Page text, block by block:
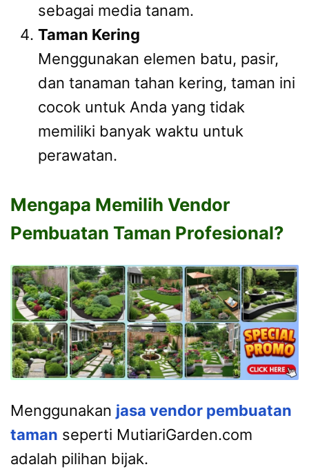
sebagai media tanam.
Taman Kering
Menggunakan elemen batu, pasir,
dan tanaman tahan kering, taman ini
cocok untuk Anda yang tidak
memiliki banyak waktu untuk
perawatan.
Mengapa Memilih Vendor
Pembuatan Taman Profesional?
Menggunakan jasa vendor pembuatan
taman seperti MutiariGarden.com
adalah pilihan bijak.